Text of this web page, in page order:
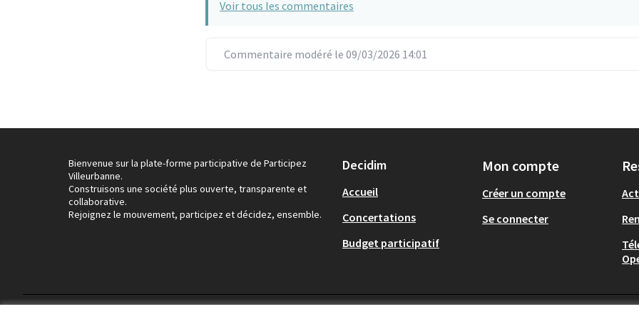
Voir tous les commentaires
Commentaire modéré le 09/03/2026 14:01
Bienvenue sur la plate-forme participative de Participez
Villeurbanne.
Construisons une société plus ouverte, transparente et
collaborative.
Rejoignez le mouvement, participez et décidez, ensemble.
Decidim
Accueil
Concertations
Budget participatif
Mon compte
Créer un compte
Se connecter